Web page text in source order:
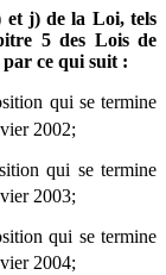
et j) de la Loi, tels
5 des Lois de
par ce qui suit :
qui se termine
2002;
qui se termine
2003;
qui se termine
2004;